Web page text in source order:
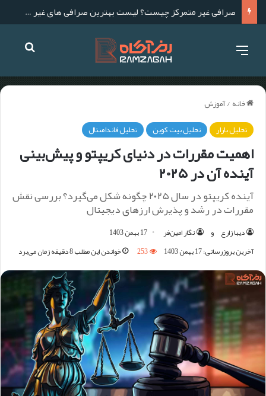
صرافی غیر متمرکز چیست؟ لیست بهترین صرافی های غیر متمرکز برای ایرانیان
خانه/آموزش
تحلیل بازار
تحلیل بیت کوین تحلیل فاندامنتال
اهمیت مقررات در دنیای کریپتو و پیش‌بینی
آینده آن در ۲۰۲۵
آینده کریپتو در سال ۲۰۲۵ چگونه شکل می‌گیرد؟ بررسی نقش
مقررات در رشد و پذیرش ارزهای دیجیتال
دیبا زارع و نگار امین‌فر
17 بهمن 1403
آخرین بروزرسانی: 17 بهمن 1403
253 خواندن این مطلب 8 دقیقه زمان می‌برد